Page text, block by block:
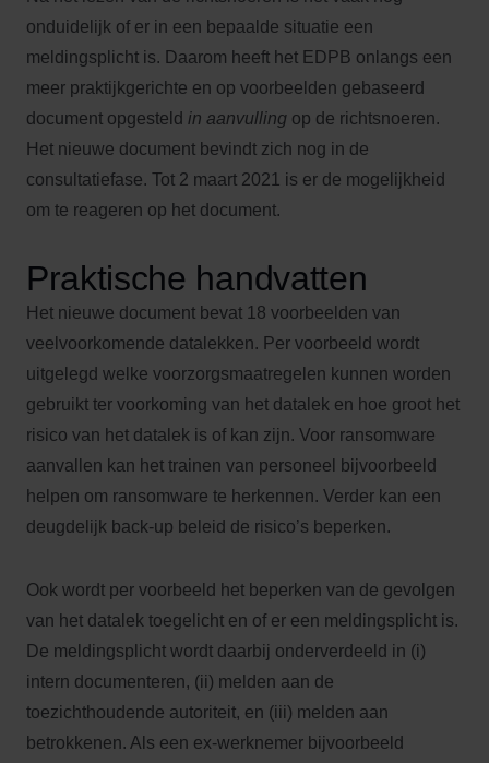
onduidelijk of er in een bepaalde situatie een
meldingsplicht is. Daarom heeft het EDPB onlangs een
meer praktijkgerichte en op voorbeelden gebaseerd
document opgesteld in aanvulling op de richtsnoeren.
Het nieuwe document bevindt zich nog in de
consultatiefase. Tot 2 maart 2021 is er de mogelijkheid
om te reageren op het document.
Praktische handvatten
Het nieuwe document bevat 18 voorbeelden van
veelvoorkomende datalekken. Per voorbeeld wordt
uitgelegd welke voorzorgsmaatregelen kunnen worden
gebruikt ter voorkoming van het datalek en hoe groot het
risico van het datalek is of kan zijn. Voor ransomware
aanvallen kan het trainen van personeel bijvoorbeeld
helpen om ransomware te herkennen. Verder kan een
deugdelijk back-up beleid de risico’s beperken.
Ook wordt per voorbeeld het beperken van de gevolgen
van het datalek toegelicht en of er een meldingsplicht is.
De meldingsplicht wordt daarbij onderverdeeld in (i)
intern documenteren, (ii) melden aan de
toezichthoudende autoriteit, en (iii) melden aan
betrokkenen. Als een ex-werknemer bijvoorbeeld